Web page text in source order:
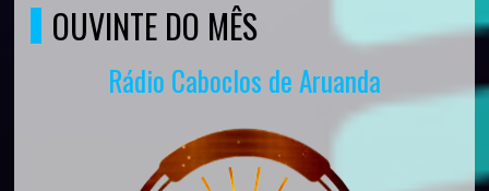
OUVINTE DO MÊS
Rádio Caboclos de Aruanda